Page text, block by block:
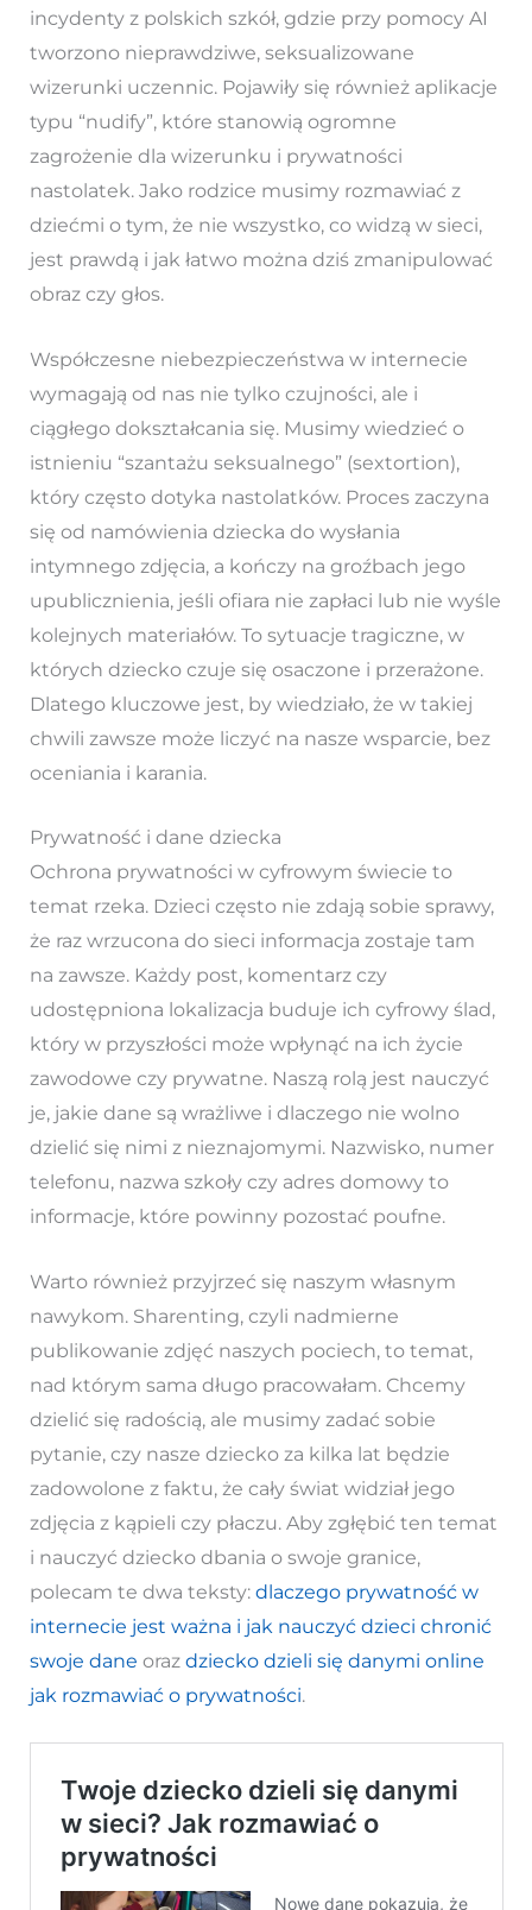
incydenty z polskich szkół, gdzie przy pomocy AI
tworzono nieprawdziwe, seksualizowane
wizerunki uczennic. Pojawiły się również aplikacje
typu “nudify”, które stanowią ogromne
zagrożenie dla wizerunku i prywatności
nastolatek. Jako rodzice musimy rozmawiać z
dziećmi o tym, że nie wszystko, co widzą w sieci,
jest prawdą i jak łatwo można dziś zmanipulować
obraz czy głos.
Współczesne niebezpieczeństwa w internecie
wymagają od nas nie tylko czujności, ale i
ciągłego dokształcania się. Musimy wiedzieć o
istnieniu “szantażu seksualnego” (sextortion),
który często dotyka nastolatków. Proces zaczyna
się od namówienia dziecka do wysłania
intymnego zdjęcia, a kończy na groźbach jego
upublicznienia, jeśli ofiara nie zapłaci lub nie wyśle
kolejnych materiałów. To sytuacje tragiczne, w
których dziecko czuje się osaczone i przerażone.
Dlatego kluczowe jest, by wiedziało, że w takiej
chwili zawsze może liczyć na nasze wsparcie, bez
oceniania i karania.
Prywatność i dane dziecka
Ochrona prywatności w cyfrowym świecie to
temat rzeka. Dzieci często nie zdają sobie sprawy,
że raz wrzucona do sieci informacja zostaje tam
na zawsze. Każdy post, komentarz czy
udostępniona lokalizacja buduje ich cyfrowy ślad,
który w przyszłości może wpłynąć na ich życie
zawodowe czy prywatne. Naszą rolą jest nauczyć
je, jakie dane są wrażliwe i dlaczego nie wolno
dzielić się nimi z nieznajomymi. Nazwisko, numer
telefonu, nazwa szkoły czy adres domowy to
informacje, które powinny pozostać poufne.
Warto również przyjrzeć się naszym własnym
nawykom. Sharenting, czyli nadmierne
publikowanie zdjęć naszych pociech, to temat,
nad którym sama długo pracowałam. Chcemy
dzielić się radością, ale musimy zadać sobie
pytanie, czy nasze dziecko za kilka lat będzie
zadowolone z faktu, że cały świat widział jego
zdjęcia z kąpieli czy płaczu. Aby zgłębić ten temat
i nauczyć dziecko dbania o swoje granice,
polecam te dwa teksty: dlaczego prywatność w
internecie jest ważna i jak nauczyć dzieci chronić
swoje dane oraz dziecko dzieli się danymi online
jak rozmawiać o prywatności.